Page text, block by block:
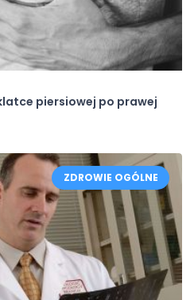
piersiowej po prawej
ZDROWIE OGÓLNE